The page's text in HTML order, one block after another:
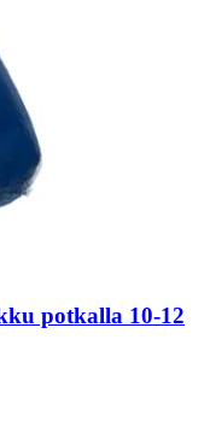
potkalla 10-12